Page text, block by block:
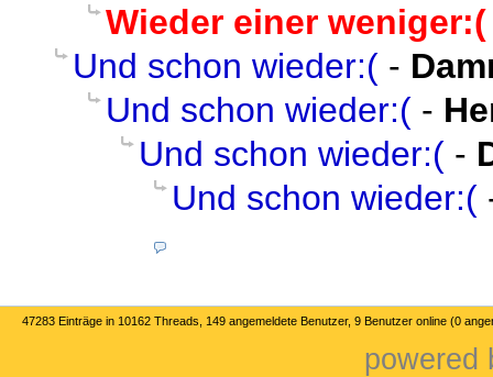
Wieder einer weniger:(
Und schon wieder:( -
Und schon wieder:( -
Und schon wieder:( -
Und schon wieder:(
47283 Einträge in 10162 Threads, 149 angemeldete Benutzer, 9 Benutzer online (0
powered